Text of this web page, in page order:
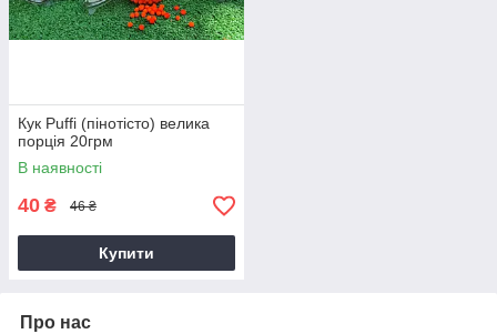
Кук Puffi (пінотісто) велика
порція 20грм
В наявності
40 ₴ 46 ₴
Купити
Про нас